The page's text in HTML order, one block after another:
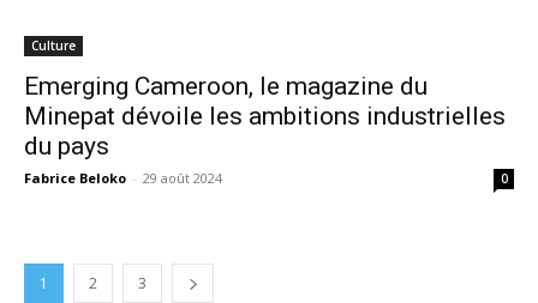
Culture
Emerging Cameroon, le magazine du
Minepat dévoile les ambitions industrielles
du pays
Fabrice Beloko - 29 août 2024 0
1 2 3